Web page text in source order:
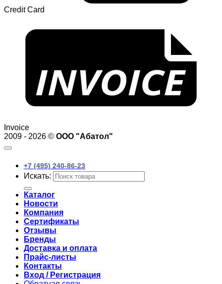
Credit Card
Invoice
2009 - 2026 © ООО "Абатол"
+7 (495) 240-86-23
Искать:
Каталог
Новости
Компания
Сертификаты
Отзывы
Бренды
Доставка и оплата
Прайс-листы
Контакты
Вход / Регистрация